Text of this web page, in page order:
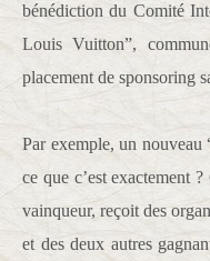
bénédiction du Comité
Louis Vuitton”,
placement de sponsoring
Par exemple, un nouveau
ce que c’est exactement
vainqueur, reçoit des
et des deux autres